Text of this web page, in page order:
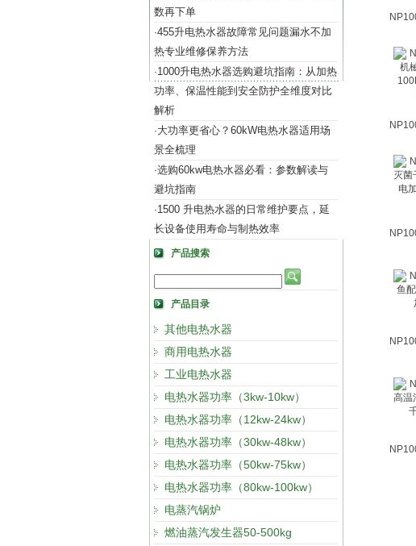
数再下单
·455升电热水器故障常见问题漏水不加
热专业维修保养方法
·1000升电热水器选购避坑指南：从加热
功率、保温性能到安全防护全维度对比
解析
·大功率更省心？60kW电热水器适用场
景全梳理
·选购60kw电热水器必看：参数解读与
避坑指南
·1500 升电热水器的日常维护要点，延
长设备使用寿命与制热效率
产品搜索
产品目录
其他电热水器
商用电热水器
工业电热水器
电热水器功率（3kw-10kw）
电热水器功率（12kw-24kw）
电热水器功率（30kw-48kw）
电热水器功率（50kw-75kw）
电热水器功率（80kw-100kw）
电蒸汽锅炉
燃油蒸汽发生器50-500kg